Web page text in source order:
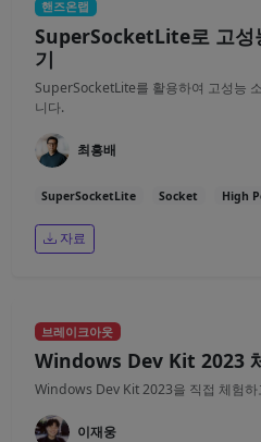
핸즈온랩
SuperSocketLite로 고성
기
SuperSocketLite를 활용하여 고성능
니다.
최흥배
SuperSocketLite Socket High
자료
브레이크아웃
Windows Dev Kit 2023
Windows Dev Kit 2023을 직접 체험하
이재웅